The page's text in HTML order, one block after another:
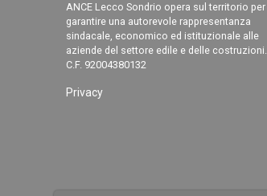
ANCE Lecco Sondrio opera sul territorio per
garantire una autorevole rappresentanza
sindacale, economico ed istituzionale alle
aziende del settore edile e delle costruzioni.
C.F. 92004380132
Privacy